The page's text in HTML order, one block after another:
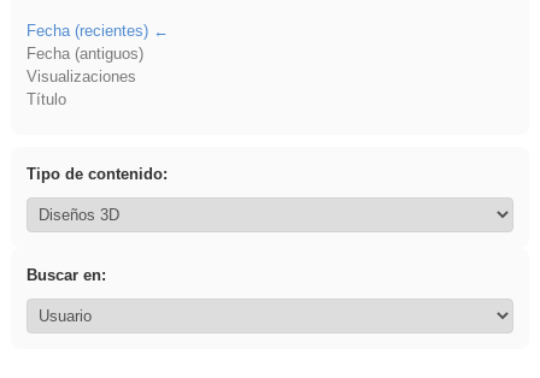
Fecha (recientes)
Fecha (antiguos)
Visualizaciones
Título
Tipo de contenido:
Buscar en: